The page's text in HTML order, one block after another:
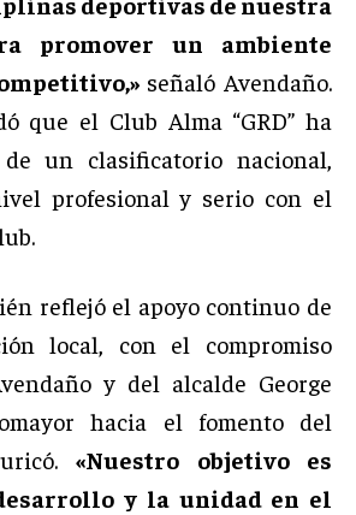
promover un ambiente
señaló Avendaño.
que el Club Alma “GRD” ha
un clasificatorio nacional,
profesional y serio con el
reflejó el apoyo continuo de
local, con el compromiso
y del alcalde George
hacia el fomento del
«Nuestro objetivo es
y la unidad en el